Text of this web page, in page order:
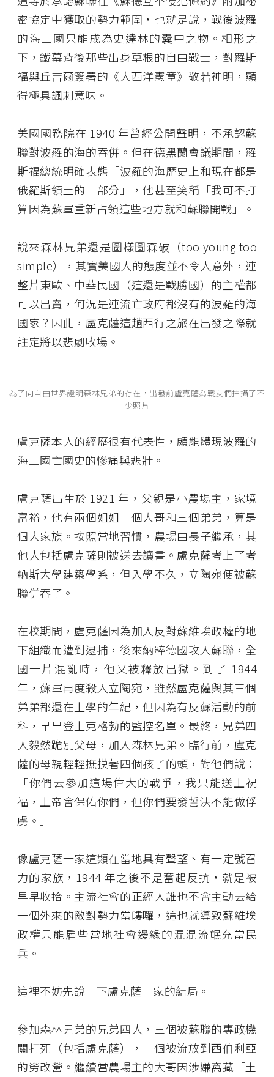
密協定中獲取的勢力範圍，也就是說，戰後波羅
的海三國只能成為史達林的囊中之物。相形之
下，鐵幕背後那些出身草根的自由戰士，對羅斯
福與丘吉爾簽署的《大西洋憲章》敬若神明，顯
得極具諷刺意味。
美國國務院在 1940 年曾經公開聲明，不承認蘇
聯對波羅的海的吞併。但在德黑蘭會議期間，羅
斯福總統明確表態「波羅的海歷史上和現在都是
俄羅斯領土的一部分」，他甚至笑稱「我可不打
算因為蘇軍重新占領這些地方就和蘇聯開戰」。
說來森林兄弟還是圖樣圖森破（too young too
simple），其實美國人的態度並不令人意外，連
整片東歐、中華民國（這還是戰勝國）的主權都
可以出賣，何況是連流亡政府都沒有的波羅的海
國家？因此，盧克薩這趟西行之旅在出發之際就
註定將以悲劇收場。
為了向自由世界證明森林兄弟的存在，出發前盧克薩為戰友們拍攝了不
少照片
盧克薩本人的經歷很有代表性，頗能體現波羅的
海三國亡國史的慘痛與悲壯。
盧克薩出生於 1921 年，父親是小農場主，家境
富裕，他有兩個姐姐一個大哥和三個弟弟，算是
個大家族。按照當地習慣，農場由長子繼承，其
他人包括盧克薩則被送去讀書。盧克薩考上了考
納斯大學建築學系，但入學不久，立陶宛便被蘇
聯併吞了。
在校期間，盧克薩因為加入反對蘇維埃政權的地
下組織而遭到逮捕，後來納粹德國攻入蘇聯，全
國一片混亂時，他又被釋放出獄。到了 1944
年，蘇軍再度殺入立陶宛，雖然盧克薩與其三個
弟弟都還在上學的年紀，但因為有反蘇活動的前
科，早早登上克格勃的監控名單。最終，兄弟四
人毅然跪別父母，加入森林兄弟。臨行前，盧克
薩的母親輕輕撫摸著四個孩子的頭，對他們說：
「你們去參加這場偉大的戰爭，我只能送上祝
福，上帝會保佑你們，但你們要發誓決不能做俘
虜。」
像盧克薩一家這類在當地具有聲望、有一定號召
力的家族，1944 年之後不是奮起反抗，就是被
早早收拾。主流社會的正經人誰也不會主動去給
一個外來的敵對勢力當嘍囉，這也就導致蘇維埃
政權只能雇些當地社會邊緣的混混流氓充當民
兵。
這裡不妨先說一下盧克薩一家的結局。
參加森林兄弟的兄弟四人，三個被蘇聯的專政機
關打死（包括盧克薩），一個被流放到西伯利亞
的勞改營。繼續當農場主的大哥因涉嫌窩藏「土